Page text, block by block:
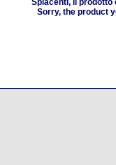
Spiacenti, il prodotto
Sorry, the product